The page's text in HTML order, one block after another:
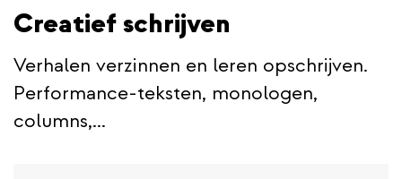
Creatief schrijven
Verhalen verzinnen en leren opschrijven.
Performance-teksten, monologen,
columns,...